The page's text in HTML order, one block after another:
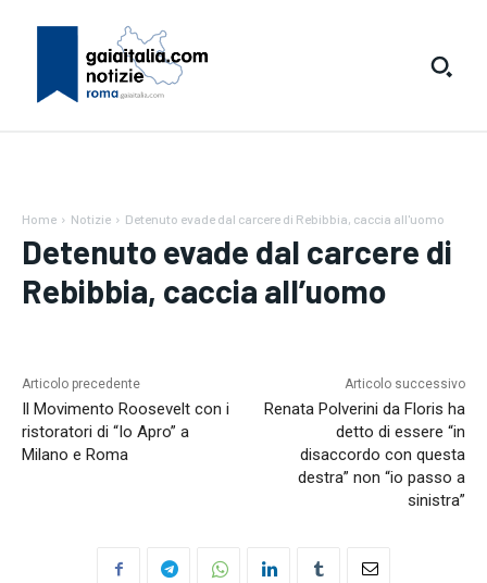
Home Notizie Detenuto evade dal carcere di Rebibbia, caccia all'uomo
Detenuto evade dal carcere di
Rebibbia, caccia all’uomo
Articolo precedente
Il Movimento Roosevelt con i
ristoratori di “Io Apro” a
Milano e Roma
Articolo successivo
Renata Polverini da Floris ha
detto di essere “in
disaccordo con questa
destra” non “io passo a
sinistra”